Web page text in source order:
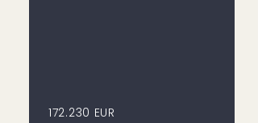
172.230 EUR